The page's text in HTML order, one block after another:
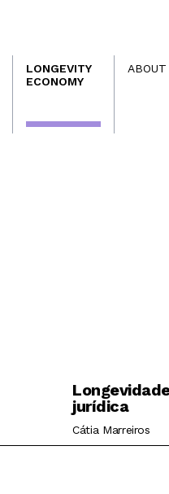
LONGEVITY
ECONOMY
ABOUT
jurídica
Cátia Marreiros